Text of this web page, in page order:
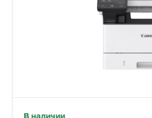
В наличии